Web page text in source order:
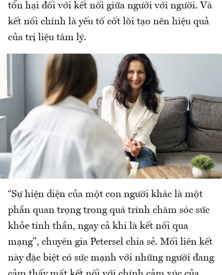
tổn hại đối với kết nối giữa người với người. Và
kết nối chính là yếu tố cốt lõi tạo nên hiệu quả
của trị liệu tâm lý.
“Sự hiện diện của một con người khác là một
phần quan trọng trong quá trình chăm sóc sức
khỏe tinh thần, ngay cả khi là kết nối qua
mạng", chuyên gia Petersel chia sẻ. Mối liên kết
này đặc biệt có sức mạnh với những người đang